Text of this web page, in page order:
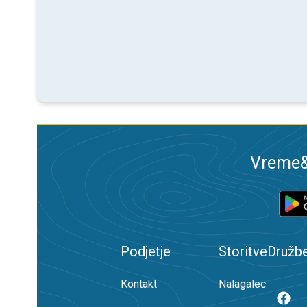
Podjetje
Kontakt
Storitve
Nalagalec